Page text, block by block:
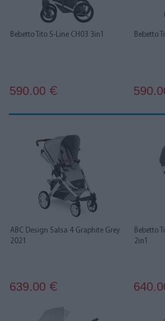
Bebetto Tito S-Line CH03 3in1
590.00 €
Bebetto
ABC Design Salsa 4 Graphite Grey
2021
639.00 €
Bebetto
2in1